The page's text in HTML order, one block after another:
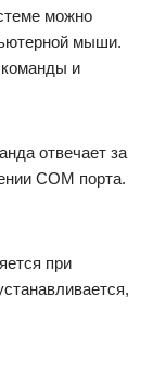
можно
мыши.
и
отвечает за
COM порта.
при